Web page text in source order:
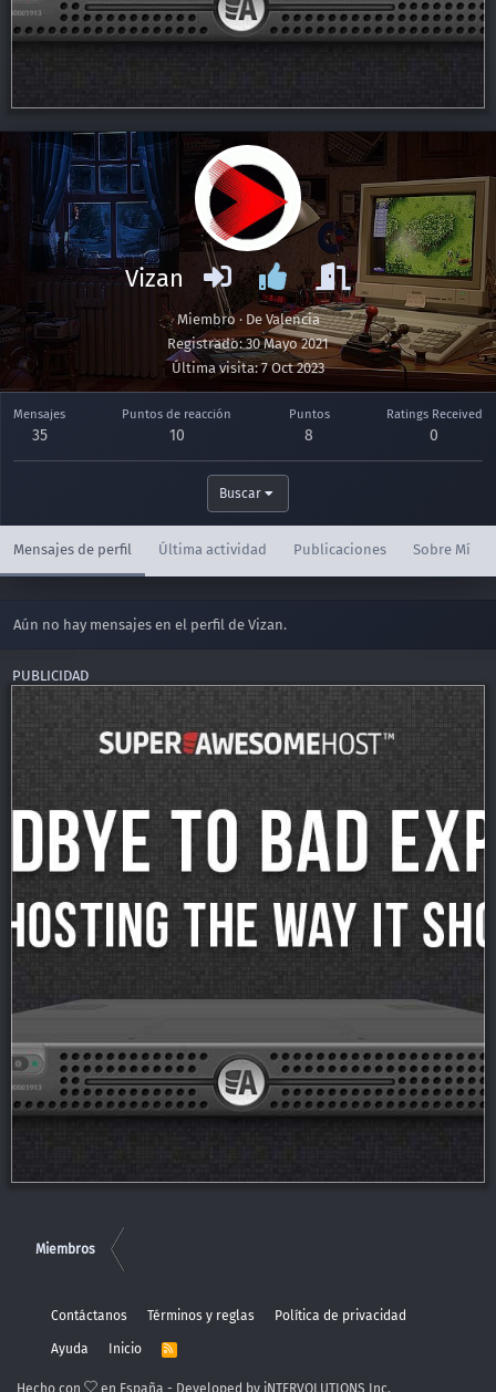
Vizan
Miembro ·De Valencia
Registrado 30 Mayo 2021
Última visita 7 Oct 2023
Mensajes
35
Puntos de reacción
10
Puntos
8
Ratings Received
0
Buscar
Mensajes de perfil Última actividad Publicaciones Sobre Mí
Aún no hay mensajes en el perfil de Vizan.
Miembros
Contáctanos Términos y reglas Política de privacidad
Ayuda Inicio
R
S
Hecho con en España - Developed by iNTERVOLUTIONS Inc.